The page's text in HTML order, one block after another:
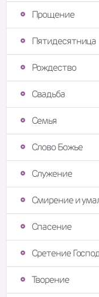
Прощение
Пятидесятница
Рождество
Свадьба
Семья
Слово Божье
Служение
Смирение и
Спасение
Сретение
Творение